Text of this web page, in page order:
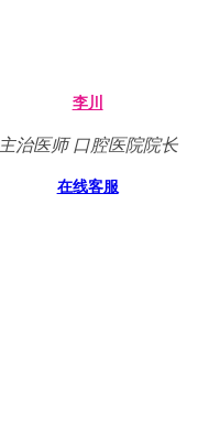
李川
主治医师 口腔医院院长
在线客服